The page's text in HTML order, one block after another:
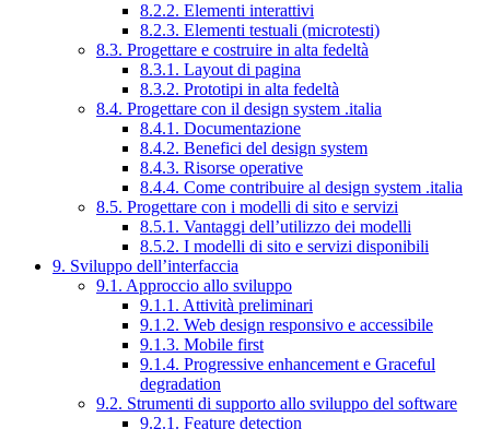
8.2.2. Elementi interattivi
8.2.3. Elementi testuali (microtesti)
8.3. Progettare e costruire in alta fedeltà
8.3.1. Layout di pagina
8.3.2. Prototipi in alta fedeltà
8.4. Progettare con il design system .italia
8.4.1. Documentazione
8.4.2. Benefici del design system
8.4.3. Risorse operative
8.4.4. Come contribuire al design system .italia
8.5. Progettare con i modelli di sito e servizi
8.5.1. Vantaggi dell’utilizzo dei modelli
8.5.2. I modelli di sito e servizi disponibili
9. Sviluppo dell’interfaccia
9.1. Approccio allo sviluppo
9.1.1. Attività preliminari
9.1.2. Web design responsivo e accessibile
9.1.3. Mobile first
9.1.4. Progressive enhancement e Graceful
degradation
9.2. Strumenti di supporto allo sviluppo del software
9.2.1. Feature detection